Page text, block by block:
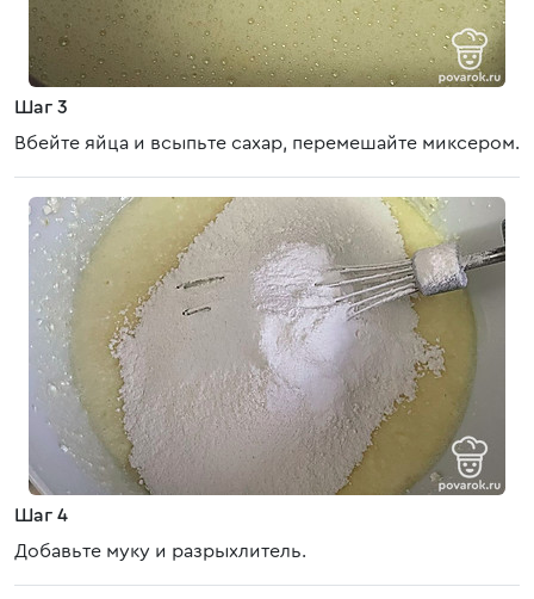
Шаг 3
Вбейте яйца и всыпьте сахар, перемешайте миксером.
Шаг 4
Добавьте муку и разрыхлитель.